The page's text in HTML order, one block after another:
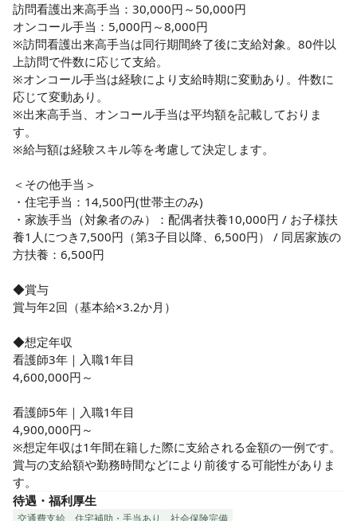
訪問看護出来高手当：30,000円～50,000円
オンコール手当：5,000円～8,000円
※訪問看護出来高手当は同行期間終了後に支給対象。80件以
上訪問で件数に応じて支給。
※オンコール手当は経験により支給時期に変動あり。件数に
応じて変動あり。
※出来高手当、オンコール手当は平均額を記載しておりま
す。
※給与額は経験スキル等を考慮して決定します。
＜その他手当＞
・住宅手当：14,500円(世帯主のみ)
・家族手当（対象者のみ）：配偶者扶養10,000円 / お子様扶
養1人につき7,500円（第3子目以降、6,500円） / 同居家族の
方扶養：6,500円
◆賞与
賞与年2回（基本給×3.2か月）
◆想定年収
看護師3年｜入職1年目
4,600,000円～
看護師5年｜入職1年目
4,900,000円～
※想定年収は1年間在籍した際に支給される金額の一例です。
賞与の支給額や勤務時間などにより前後する可能性がありま
す。
待遇・福利厚生
交通費支給 住宅補助・手当あり 社会保険完備